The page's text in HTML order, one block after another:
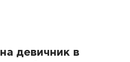
девичник в